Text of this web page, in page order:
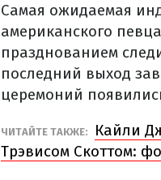
Самая ожидаемая
американского
празднованием
последний выход
церемоний
ЧИТАЙТЕ ТАКЖЕ:
Кайли
Трэвисом Скоттом: